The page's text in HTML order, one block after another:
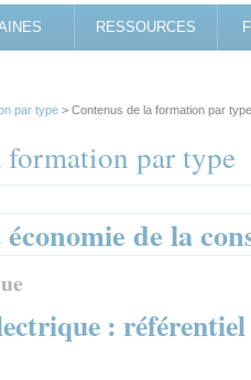
RESSOURCES
par type > Contenus de la formation par type
formation par type
de la
: